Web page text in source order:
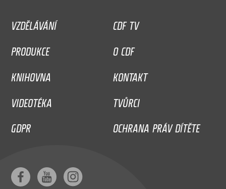
VZDĚLÁVÁNÍ
CDF TV
PRODUKCE
O CDF
KNIHOVNA
KONTAKT
VIDEOTÉKA
TVŮRCI
GDPR
OCHRANA PRÁV DÍTĚTE